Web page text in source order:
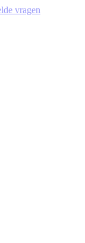
vragen